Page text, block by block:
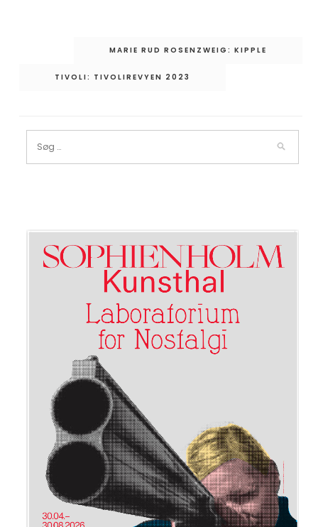
IndlægsnavigationMARIE RUD ROSENZWEIG: KIPPLE
TIVOLI: TIVOLIREVYEN 2023